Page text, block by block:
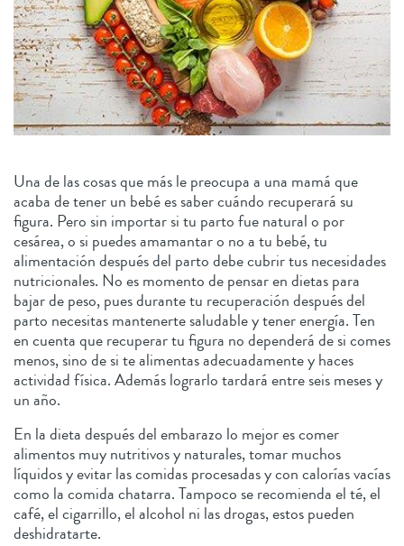
Una de las cosas que más le preocupa a una mamá que
acaba de tener un bebé es saber cuándo recuperará su
figura. Pero sin importar si tu parto fue natural o por
cesárea, o si puedes amamantar o no a tu bebé, tu
alimentación después del parto debe cubrir tus necesidades
nutricionales. No es momento de pensar en dietas para
bajar de peso, pues durante tu recuperación después del
parto necesitas mantenerte saludable y tener energía. Ten
en cuenta que recuperar tu figura no dependerá de si comes
menos, sino de si te alimentas adecuadamente y haces
actividad física. Además lograrlo tardará entre seis meses y
un año.
En la dieta después del embarazo lo mejor es comer
alimentos muy nutritivos y naturales, tomar muchos
líquidos y evitar las comidas procesadas y con calorías vacías
como la comida chatarra. Tampoco se recomienda el té, el
café, el cigarrillo, el alcohol ni las drogas, estos pueden
deshidratarte.